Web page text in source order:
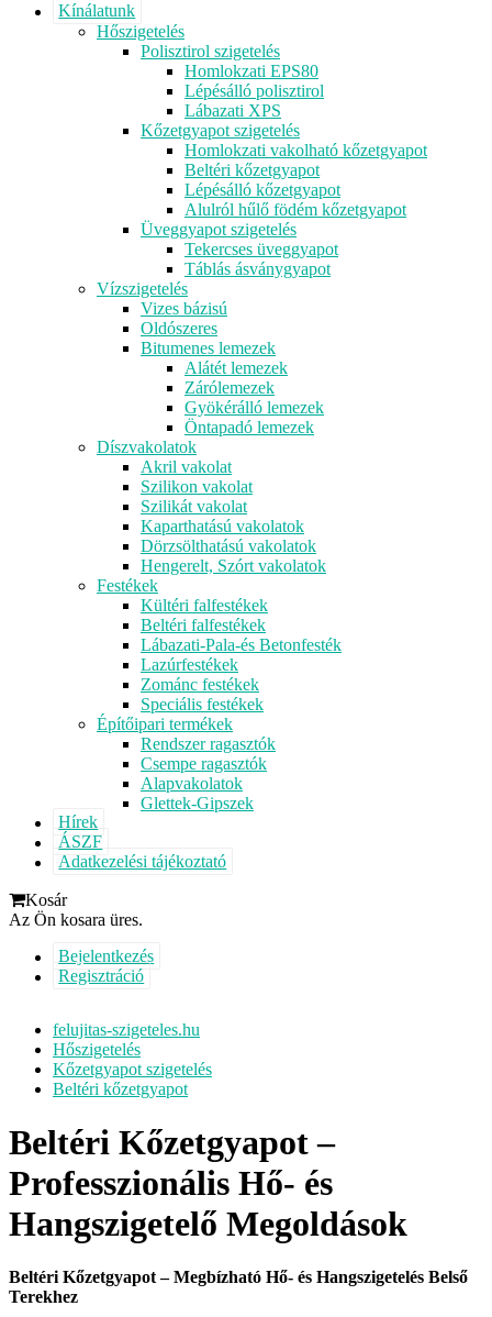
Kínálatunk
Hőszigetelés
Polisztirol szigetelés
Homlokzati EPS80
Lépésálló polisztirol
Lábazati XPS
Kőzetgyapot szigetelés
Homlokzati vakolható kőzetgyapot
Beltéri kőzetgyapot
Lépésálló kőzetgyapot
Alulról hűlő födém kőzetgyapot
Üveggyapot szigetelés
Tekercses üveggyapot
Táblás ásványgyapot
Vízszigetelés
Vizes bázisú
Oldószeres
Bitumenes lemezek
Alátét lemezek
Zárólemezek
Gyökérálló lemezek
Öntapadó lemezek
Díszvakolatok
Akril vakolat
Szilikon vakolat
Szilikát vakolat
Kaparthatású vakolatok
Dörzsölthatású vakolatok
Hengerelt, Szórt vakolatok
Festékek
Kültéri falfestékek
Beltéri falfestékek
Lábazati-Pala-és Betonfesték
Lazúrfestékek
Zománc festékek
Speciális festékek
Építőipari termékek
Rendszer ragasztók
Csempe ragasztók
Alapvakolatok
Glettek-Gipszek
Hírek
ÁSZF
Adatkezelési tájékoztató
Kosár
Az Ön kosara üres.
Bejelentkezés
Regisztráció
felujitas-szigeteles.hu
Hőszigetelés
Kőzetgyapot szigetelés
Beltéri kőzetgyapot
Beltéri Kőzetgyapot –
Professzionális Hő- és
Hangszigetelő Megoldások
Beltéri Kőzetgyapot – Megbízható Hő- és Hangszigetelés Belső
Terekhez